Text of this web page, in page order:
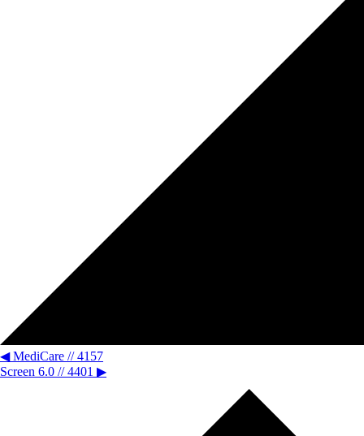
◀MediCare // 4157
Screen 6.0 // 4401 ▶